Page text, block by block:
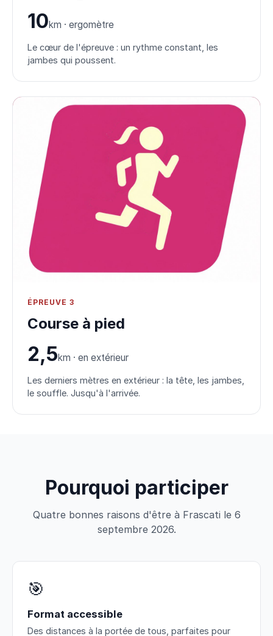
10km · ergomètre
Le cœur de l'épreuve : un rythme constant, les
jambes qui poussent.
ÉPREUVE 3
Course à pied
2,5km · en extérieur
Les derniers mètres en extérieur : la tête, les jambes,
le souffle. Jusqu'à l'arrivée.
Pourquoi participer
Quatre bonnes raisons d'être à Frascati le 6
septembre 2026.
🎯
Format accessible
Des distances à la portée de tous, parfaites pour